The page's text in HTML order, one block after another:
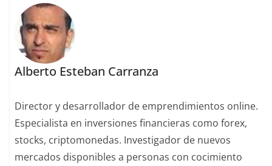
Alberto Esteban Carranza
Director y desarrollador de emprendimientos online.
Especialista en inversiones financieras como forex,
stocks, criptomonedas. Investigador de nuevos
mercados disponibles a personas con cocimiento